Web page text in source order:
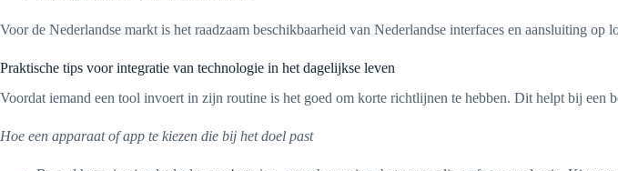
Voor de Nederlandse markt is het raadzaam beschikbaarheid van Nederlandse interfaces en aansluiting
Praktische tips voor integratie van technologie in het dagelijkse leven
Voordat iemand een tool invoert in zijn routine is het goed om korte richtlijnen te hebben. Dit helpt bij een
Hoe een apparaat of app te kiezen die bij het doel past